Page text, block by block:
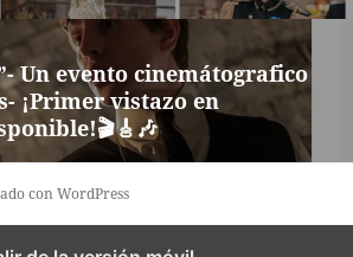
Un evento cinemátografico
¡Primer vistazo en
con WordPress